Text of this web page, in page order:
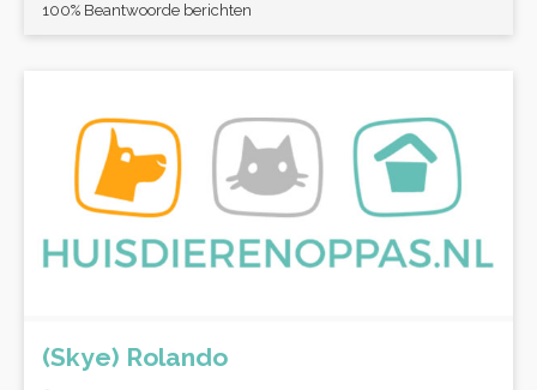
100% Beantwoorde berichten
(Skye) Rolando